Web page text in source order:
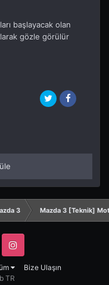
başlayacak olan
gözle görülür
3 Mazda 3 [Teknik]
Bize Ulaşın
Instagram
TR